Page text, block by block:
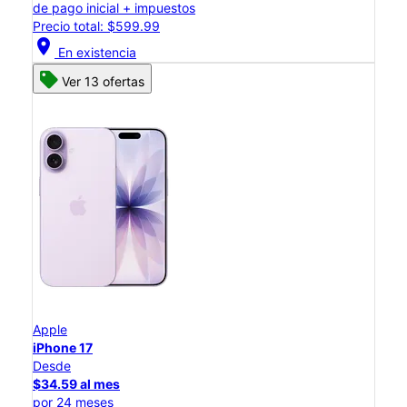
de pago inicial + impuestos
Precio total: $599.99
location_on En existencia
Ver 13 ofertas
Apple
iPhone 17
Desde
$34.59 al mes
por 24 meses